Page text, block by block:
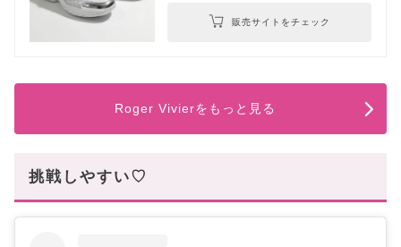
販売サイトをチェック
Roger Vivierをもっと見る
挑戦しやすい♡